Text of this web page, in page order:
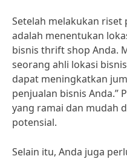
Setelah melakukan riset
adalah menentukan
bisnis thrift shop Anda.
seorang ahli lokasi
dapat meningkatkan
penjualan bisnis Anda.”
yang ramai dan mudah
potensial.
Selain itu, Anda juga